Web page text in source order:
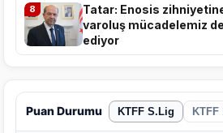
8
Tatar: Enosis
varoluş mücadelemiz
ediyor
Puan Durumu KTFF S.Lig KTFF